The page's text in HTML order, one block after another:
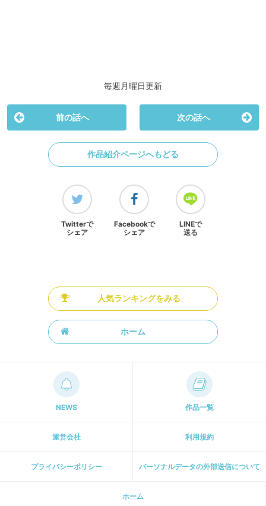
毎週月曜日更新
前の話へ 次の話へ
作品紹介ページへもどる
Twitterで
シェア
Facebookで
シェア
LINEで
送る
人気ランキングをみる
ホーム
NEWS 作品一覧
運営会社 利用規約
プライパシーポリシー パーソナルデータの外部送信について
ホーム